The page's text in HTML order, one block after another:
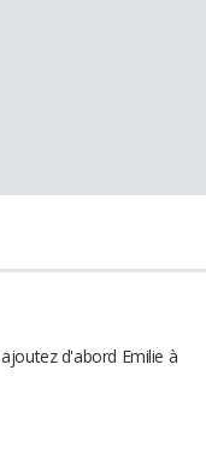
d'abord Emilie à